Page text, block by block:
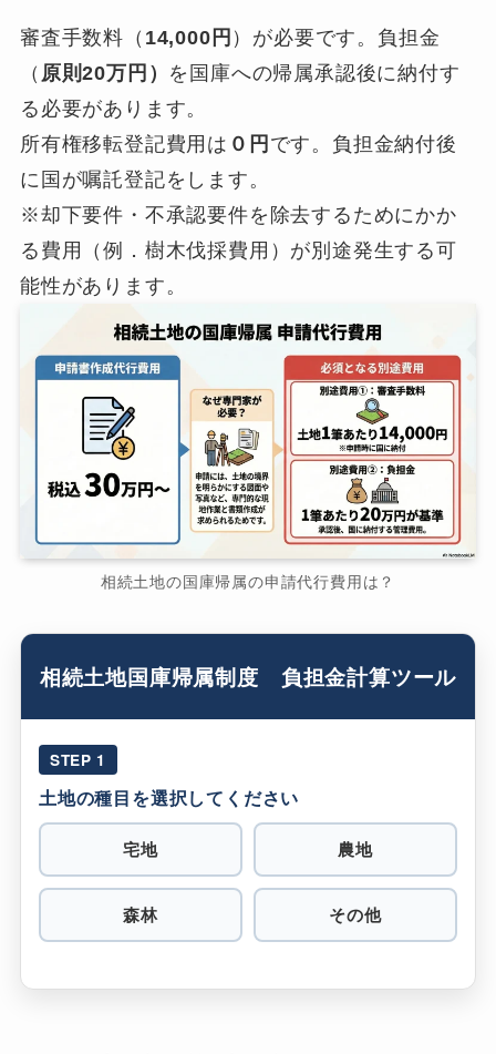
審査手数料（ 14,000円 ）が必要です。負担金
（ 原則20万円） を国庫への帰属承認後に納付す
る必要があります。
所有権移転登記費用は ０円 です。負担金納付後
に国が嘱託登記をします。
※却下要件・不承認要件を除去するためにかか
る費用（例．樹木伐採費用）が別途発生する可
能性があります。
相続土地の国庫帰属の申請代行費用は？
相続土地国庫帰属制度 負担金計算ツール
STEP 1
土地の種目を選択してください
宅地 農地
森林 その他